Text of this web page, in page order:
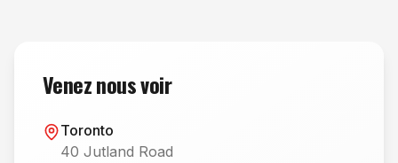
Venez nous voir
Toronto
40 Jutland Road